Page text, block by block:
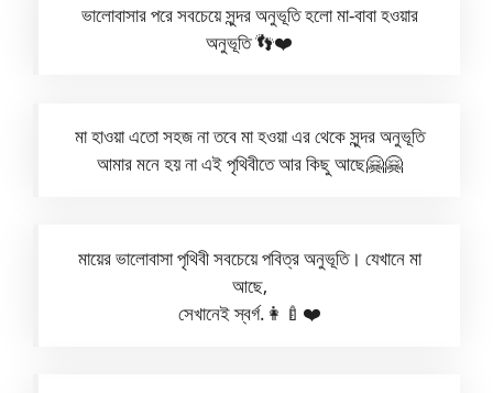
ভালোবাসার পরে সবচেয়ে সুন্দর অনুভূতি হলো মা-বাবা হওয়ার
অনুভূতি 👣❤️
মা হাওয়া এতো সহজ না তবে মা হওয়া এর থেকে সুন্দর অনুভূতি
আমার মনে হয় না এই পৃথিবীতে আর কিছু আছে🤗🤗
মায়ের ভালোবাসা পৃথিবী সবচেয়ে পবিত্র অনুভূতি। যেখানে মা
আছে,
সেখানেই স্বর্গ.👩‍🍼❤️